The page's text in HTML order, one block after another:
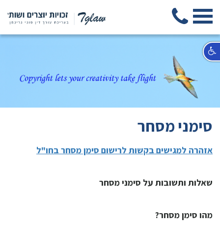
סימני מסחר
אזהרה למגישים בקשות לרישום סימן מסחר בחו"ל
שאלות ותשובות על סימני מסחר
מהו סימן מסחר?